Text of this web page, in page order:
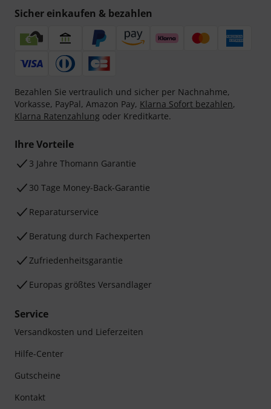
Sicher einkaufen & bezahlen
Bezahlen Sie vertraulich und sicher per Nachnahme,
Vorkasse, PayPal, Amazon Pay, Klarna Sofort bezahlen,
Klarna Ratenzahlung oder Kreditkarte.
Ihre Vorteile
3 Jahre Thomann Garantie
30 Tage Money-Back-Garantie
Reparaturservice
Beratung durch Fachexperten
Zufriedenheitsgarantie
Europas größtes Versandlager
Service
Versandkosten und Lieferzeiten
Hilfe-Center
Gutscheine
Kontakt